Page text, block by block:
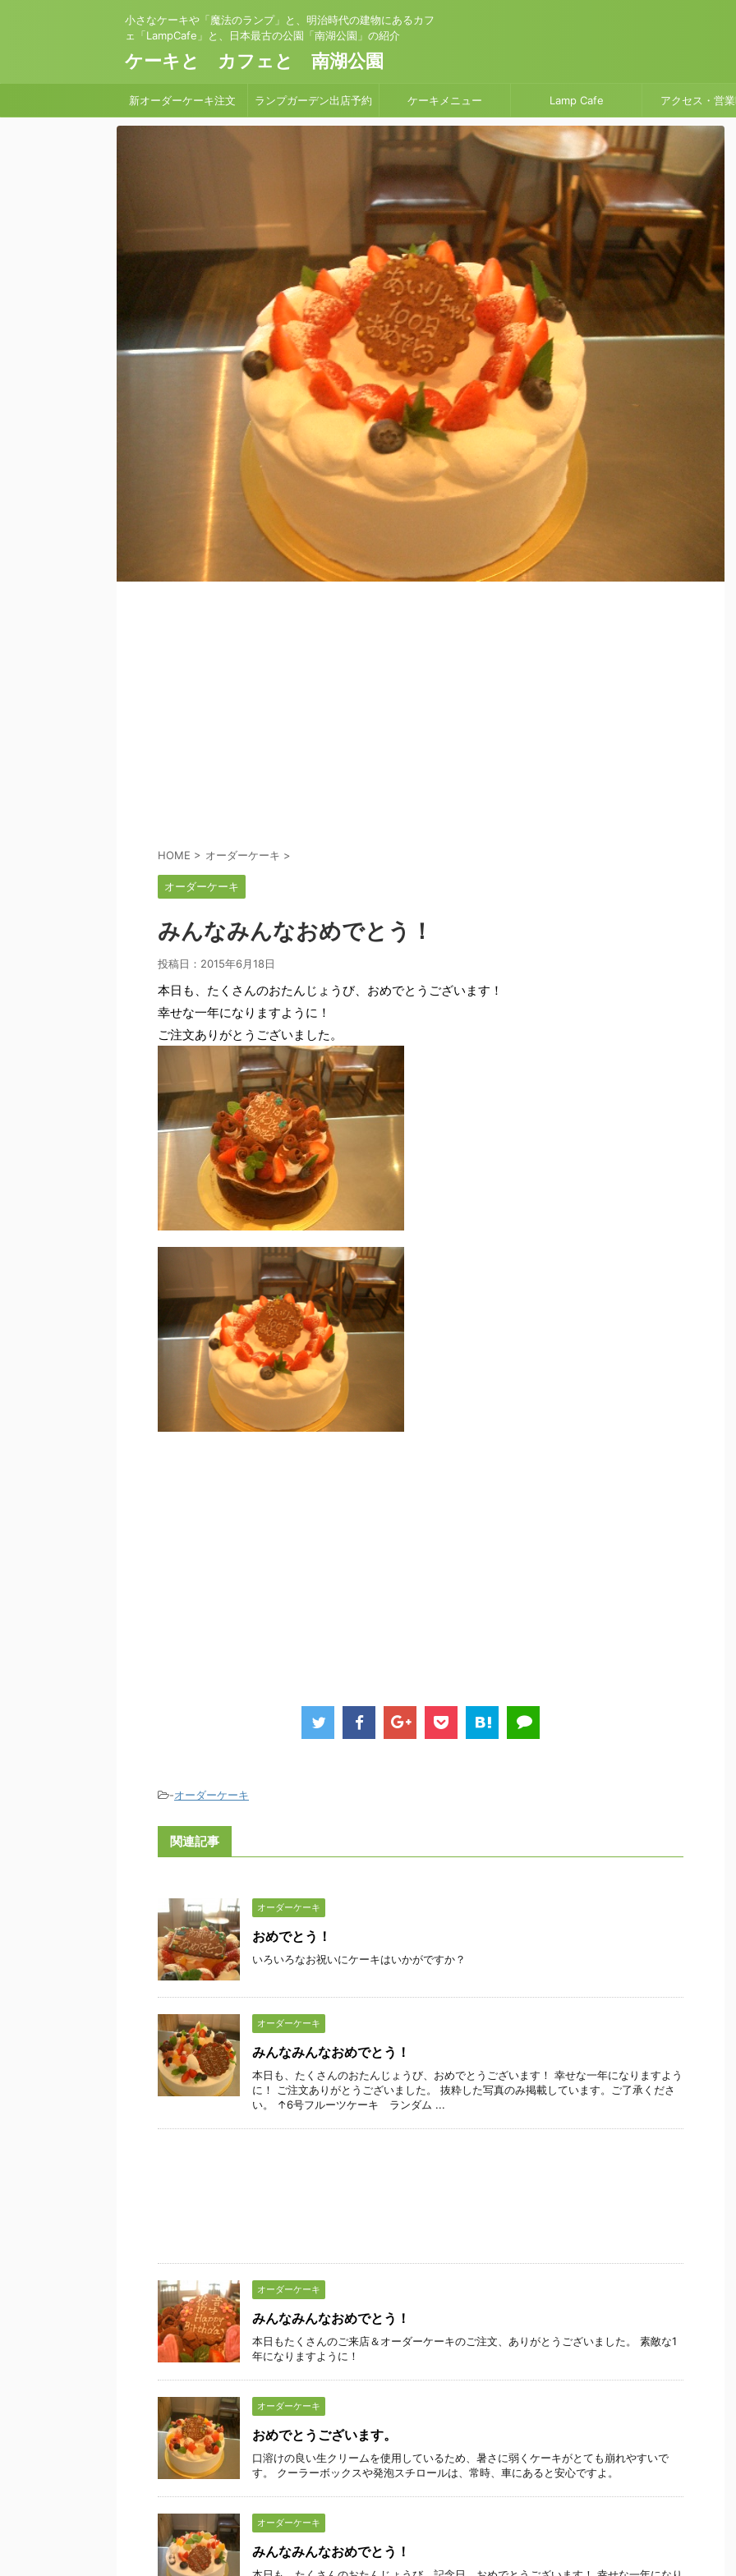
小さなケーキや「魔法のランプ」と、明治時代の建物にあるカフ
ェ「LampCafe」と、日本最古の公園「南湖公園」の紹介
ケーキと カフェと 南湖公園
新オーダーケーキ注文 ランプガーデン出店予約 ケーキメニュー Lamp Cafe アクセス・営
HOME > オーダーケーキ >
オーダーケーキ
みんなみんなおめでとう！
投稿日： 2015年6月18日
本日も、たくさんのおたんじょうび、おめでとうございます！
幸せな一年になりますように！
ご注文ありがとうございました。
-オーダーケーキ
関連記事
オーダーケーキ
おめでとう！
いろいろなお祝いにケーキはいかがですか？
オーダーケーキ
みんなみんなおめでとう！
本日も、たくさんのおたんじょうび、おめでとうございます！ 幸せな一年になりますよう
に！ ご注文ありがとうございました。 抜粋した写真のみ掲載しています。ご了承くださ
い。 ↑6号フルーツケーキ ランダム ...
オーダーケーキ
みんなみんなおめでとう！
本日もたくさんのご来店＆オーダーケーキのご注文、ありがとうございました。 素敵な1
年になりますように！
オーダーケーキ
おめでとうございます。
口溶けの良い生クリームを使用しているため、暑さに弱くケーキがとても崩れやすいで
す。 クーラーボックスや発泡スチロールは、常時、車にあると安心ですよ。
オーダーケーキ
みんなみんなおめでとう！